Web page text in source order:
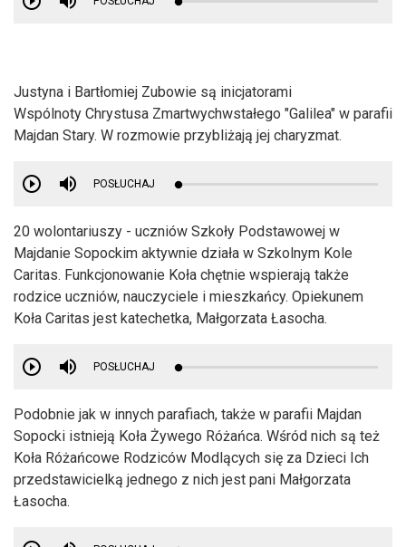
Justyna i Bartłomiej Zubowie są inicjatorami
Wspólnoty Chrystusa Zmartwychwstałego "Galilea" w parafii
Majdan Stary. W rozmowie przybliżają jej charyzmat.
POSŁUCHAJ
20 wolontariuszy - uczniów Szkoły Podstawowej w
Majdanie Sopockim aktywnie działa w Szkolnym Kole
Caritas. Funkcjonowanie Koła chętnie wspierają także
rodzice uczniów, nauczyciele i mieszkańcy. Opiekunem
Koła Caritas jest katechetka, Małgorzata Łasocha.
POSŁUCHAJ
Podobnie jak w innych parafiach, także w parafii Majdan
Sopocki istnieją Koła Żywego Różańca. Wśród nich są też
Koła Różańcowe Rodziców Modlących się za Dzieci Ich
przedstawicielką jednego z nich jest pani Małgorzata
Łasocha.